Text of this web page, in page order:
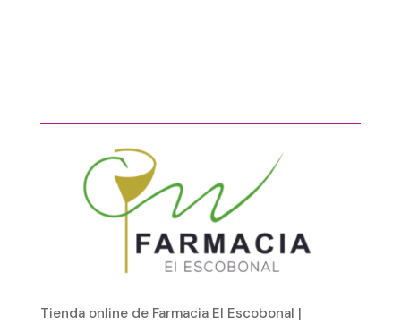
Tienda online de Farmacia El Escobonal |